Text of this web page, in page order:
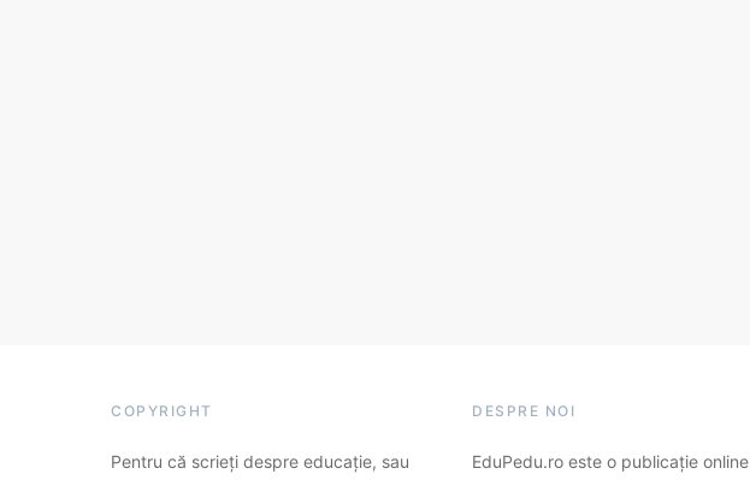
COPYRIGHT
Pentru că scrieți despre educație, sau
DESPRE NOI
EduPedu.ro este o publicație online